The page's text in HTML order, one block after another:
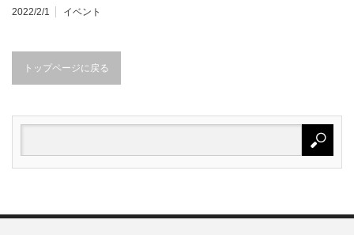
2022/2/1 イベント
トップページに戻る